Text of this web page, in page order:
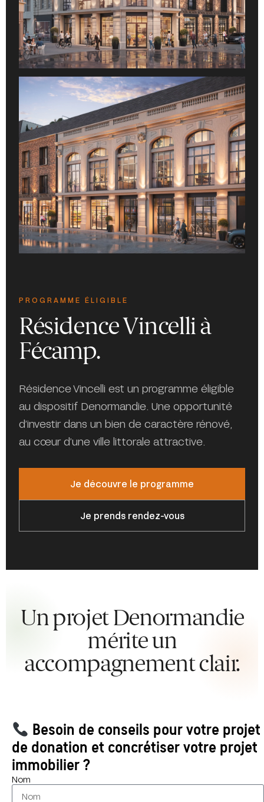
PROGRAMME ÉLIGIBLE
Résidence Vincelli à
Fécamp.
Résidence Vincelli est un programme éligible
au dispositif Denormandie. Une opportunité
d’investir dans un bien de caractère rénové,
au cœur d’une ville littorale attractive.
Je découvre le programme
Je prends rendez-vous
Un projet Denormandie
mérite un
accompagnement clair.
Besoin de conseils pour votre projet
de donation et concrétiser votre projet
immobilier ?
Nom